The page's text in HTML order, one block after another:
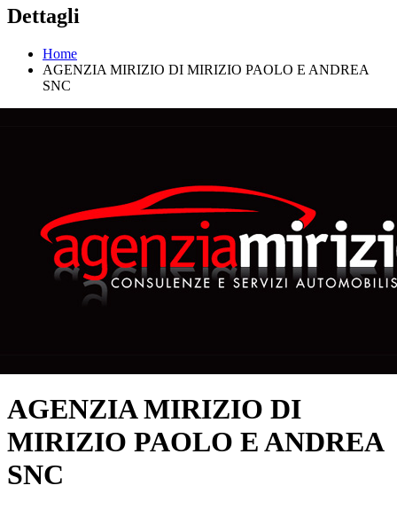
Dettagli
Home
AGENZIA MIRIZIO DI MIRIZIO PAOLO E ANDREA
SNC
AGENZIA MIRIZIO DI
MIRIZIO PAOLO E ANDREA
SNC